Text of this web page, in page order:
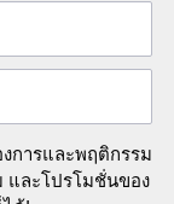
การและพฤติกรรม
และโปรโมชั่นของ